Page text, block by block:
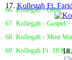
66. Kollegah - Orbit
67. Kollegah - Gospel
68. Kollegah - Most
69. Kollegah Ft. 18
17.Kollegah Ft.